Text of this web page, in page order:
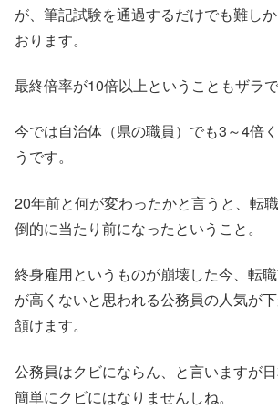
が、筆記試験を通過するだけでも難し
おります。
最終倍率が10倍以上ということもザラで
今では自治体（県の職員）でも3～4倍
うです。
20年前と何が変わったかと言うと、転
倒的に当たり前になったということ。
終身雇用というものが崩壊した今、転
が高くないと思われる公務員の人気が
頷けます。
公務員はクビにならん、と言いますが
簡単にクビにはなりませんしね。